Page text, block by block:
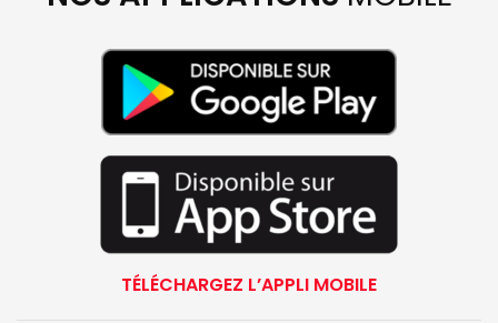
TÉLÉCHARGEZ L’APPLI MOBILE